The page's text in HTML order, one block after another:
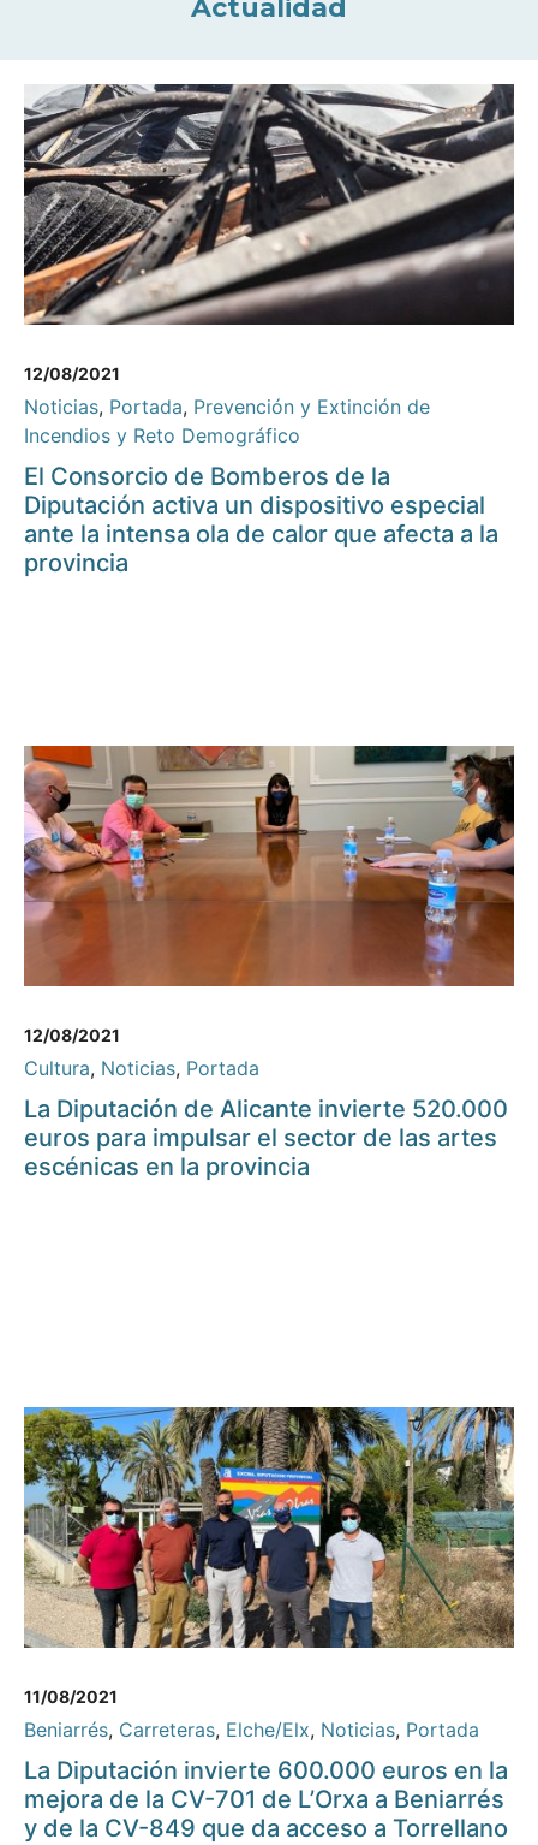
Actualidad
12/08/2021
Noticias, Portada, Prevención y Extinción de
Incendios y Reto Demográfico
El Consorcio de Bomberos de la
Diputación activa un dispositivo especial
ante la intensa ola de calor que afecta a la
provincia
12/08/2021
Cultura, Noticias, Portada
La Diputación de Alicante invierte 520.000
euros para impulsar el sector de las artes
escénicas en la provincia
11/08/2021
Beniarrés, Carreteras, Elche/Elx, Noticias, Portada
La Diputación invierte 600.000 euros en la
mejora de la CV-701 de L’Orxa a Beniarrés
y de la CV-849 que da acceso a Torrellano